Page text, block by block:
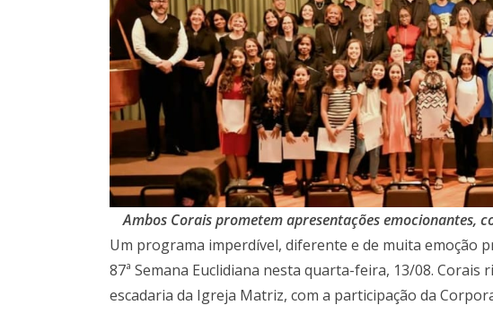
Ambos Corais prometem apresentações emocionantes,
Um programa imperdível, diferente e de muita emoção
87ª Semana Euclidiana nesta quarta-feira, 13/08.
escadaria da Igreja Matriz, com a participação da